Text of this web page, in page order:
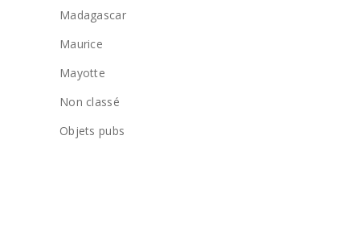
Madagascar
Maurice
Mayotte
Non classé
Objets pubs